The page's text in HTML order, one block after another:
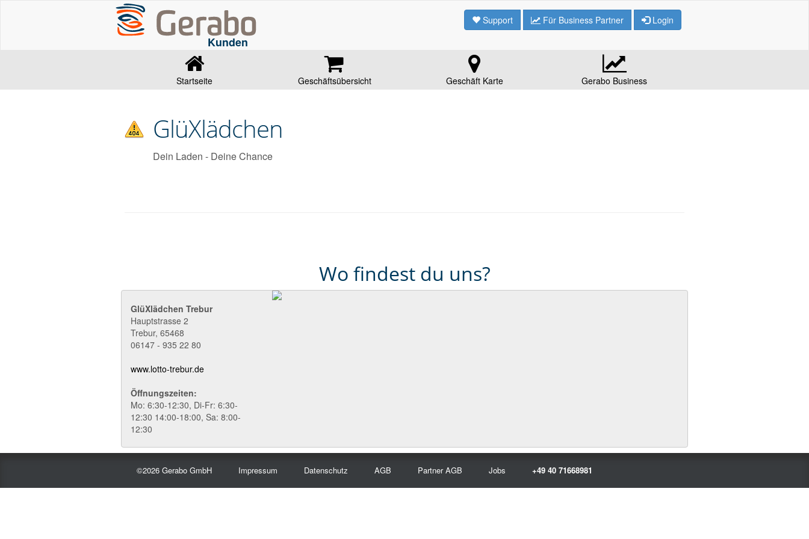
Kunden
Support Für Business Partner Login
Startseite Geschäftsübersicht Geschäft Karte Gerabo Business
GlüXlädchen
Dein Laden - Deine Chance
Wo findest du uns?
GlüXlädchen Trebur
Hauptstrasse 2
Trebur, 65468
06147 - 935 22 80
www.lotto-trebur.de
Öffnungszeiten:
Mo: 6:30-12:30, Di-Fr: 6:30-
12:30 14:00-18:00, Sa: 8:00-
12:30
©2026 Gerabo GmbH Impressum Datenschutz AGB Partner AGB Jobs +49 40 71668981